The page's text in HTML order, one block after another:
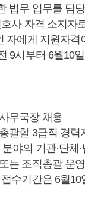
법무 업무를 담
사 자격 소지자
자에게 지원자격
9시부터 6월10
무국장 채용
괄할 3급직 경력
분야의 기관·단체
는 조직총괄 운
수기간은 6월10